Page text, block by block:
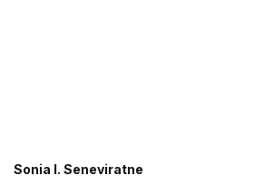
Sonia I. Seneviratne